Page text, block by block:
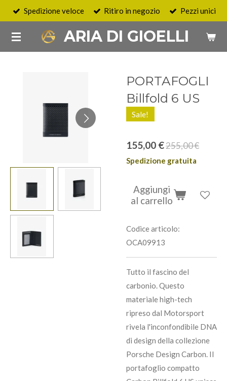
Vai
contenuto
principale
ARIA DI GIOELLI
Spedizione veloce Ritiro in negozio Pezzi unici
PORTAFOGLI
Billfold 6 US
Sale!
155,00 €255,00 €
Spedizione gratuita
Aggiungi
al carrello
Codice articolo:
OCA09913
Tutto il fascino del
carbonio. Questo
materiale high-tech
ripreso dal Motorsport
rivela l'inconfondibile DNA
di design della collezione
Porsche Design Carbon. Il
portafoglio compatto